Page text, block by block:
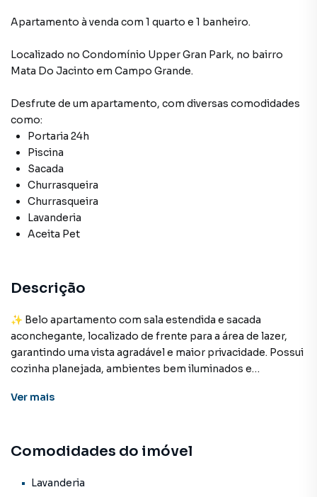
Apartamento à venda com 1 quarto e 1 banheiro.
Localizado no Condomínio Upper Gran Park, no bairro
Mata Do Jacinto em Campo Grande.
Desfrute de um apartamento, com diversas comodidades
como:
Portaria 24h
Piscina
Sacada
Churrasqueira
Churrasqueira
Lavanderia
Aceita Pet
Descrição
✨ Belo apartamento com sala estendida e sacada
aconchegante, localizado de frente para a área de lazer,
garantindo uma vista agradável e maior privacidade. Possui
cozinha planejada, ambientes bem iluminados e
Uma opção perfeita para quem busca conforto,
Ver mais
Comodidades do imóvel
Lavanderia